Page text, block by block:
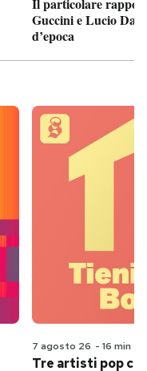
Il particolare
Guccini e Lucio
d’epoca
7 agosto 26 - 16 min
Tre artisti pop